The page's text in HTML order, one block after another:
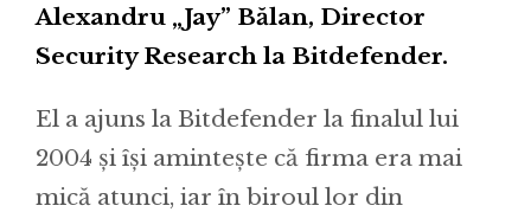
Alexandru „Jay” Bălan, Director
Security Research la Bitdefender.
El a ajuns la Bitdefender la finalul lui
2004 și își amintește că firma era mai
mică atunci, iar în biroul lor din